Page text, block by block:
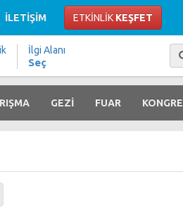
İLETİŞİM ETKİNLİK KEŞFET
İlgi Alanı
Seç
GEZİ FUAR KONGRE